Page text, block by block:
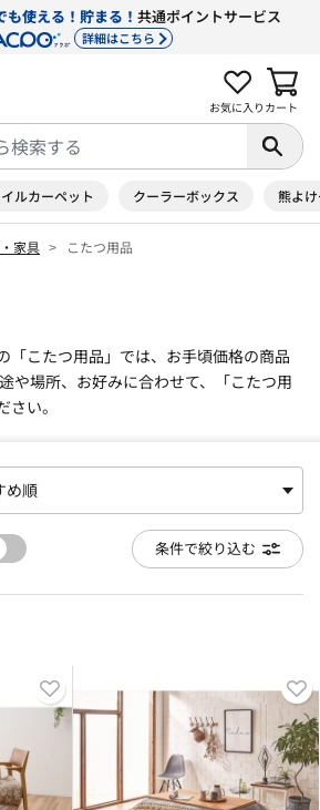
使える！貯まる！ 共通ポイントサービス
詳細はこちら
お気に入り カート
ルカーペット クーラーボックス 熊よ
家具 こたつ用品
「こたつ用品」では、お手頃価格の商品
や場所、お好みに合わせて、「こたつ用
い。
条件で絞り込む